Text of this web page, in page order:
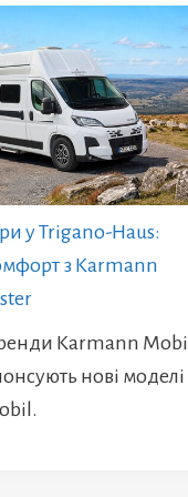
у Trigano-Haus:
з Karmann
Karmann Mobil
нові моделі